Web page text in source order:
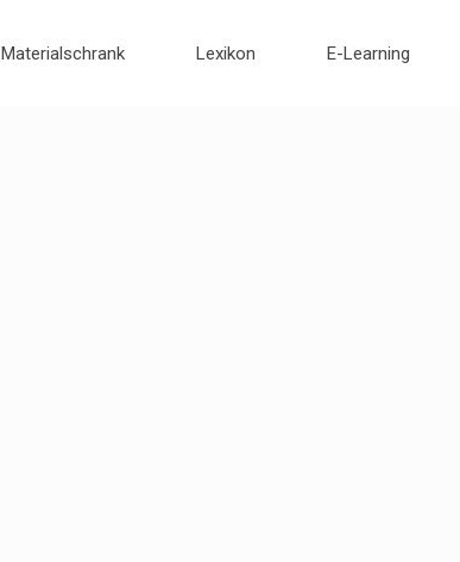
Materialschrank Lexikon E-Learning